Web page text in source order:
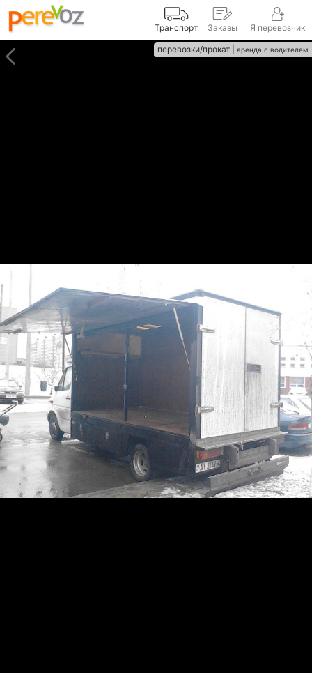
Транспорт Заказы Я перевозчик
перевозки/прокат | аренда с водителем